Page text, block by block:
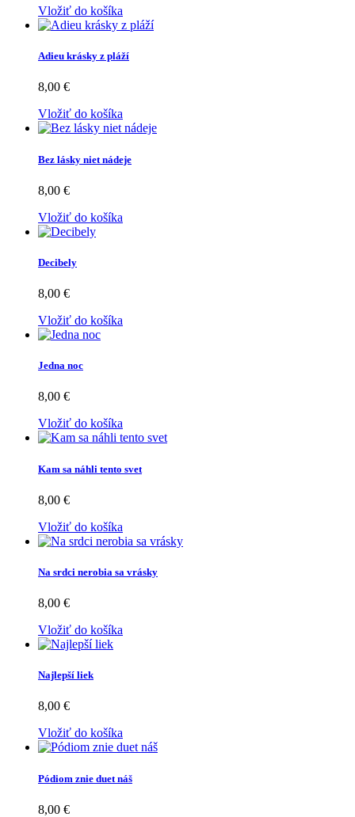
Vložiť do košíka
Adieu krásky z pláží
8,00 €
Vložiť do košíka
Bez lásky niet nádeje
8,00 €
Vložiť do košíka
Decibely
8,00 €
Vložiť do košíka
Jedna noc
8,00 €
Vložiť do košíka
Kam sa náhli tento svet
8,00 €
Vložiť do košíka
Na srdci nerobia sa vrásky
8,00 €
Vložiť do košíka
Najlepší liek
8,00 €
Vložiť do košíka
Pódiom znie duet náš
8,00 €